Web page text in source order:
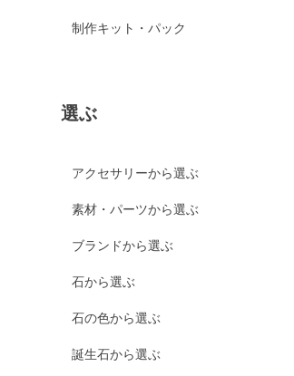
制作キット・パック
選ぶ
アクセサリーから選ぶ
素材・パーツから選ぶ
ブランドから選ぶ
石から選ぶ
石の色から選ぶ
誕生石から選ぶ